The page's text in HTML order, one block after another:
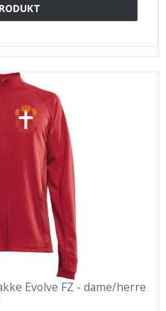
Evolve FZ - dame/herre